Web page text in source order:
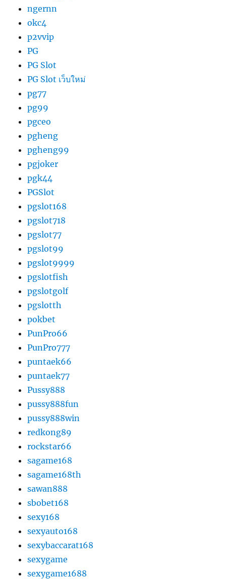
ngernn
okc4
p2vvip
PG
PG Slot
PG Slot เว็บใหม่
pg77
pg99
pgceo
pgheng
pgheng99
pgjoker
pgk44
PGSlot
pgslot168
pgslot718
pgslot77
pgslot99
pgslot9999
pgslotfish
pgslotgolf
pgslotth
pokbet
PunPro66
PunPro777
puntaek66
puntaek77
Pussy888
pussy888fun
pussy888win
redkong89
rockstar66
sagame168
sagame168th
sawan888
sbobet168
sexy168
sexyauto168
sexybaccarat168
sexygame
sexygame1688